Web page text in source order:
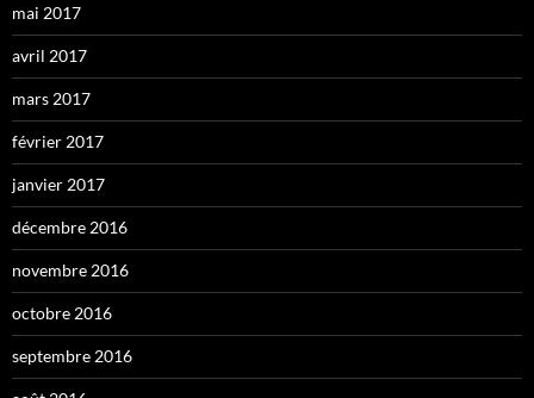
mai 2017
avril 2017
mars 2017
février 2017
janvier 2017
décembre 2016
novembre 2016
octobre 2016
septembre 2016